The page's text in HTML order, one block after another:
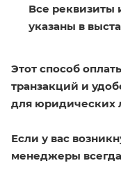
Все реквизиты
указаны в
Этот способ
транзакций и
для юридических
Если у вас
менеджеры